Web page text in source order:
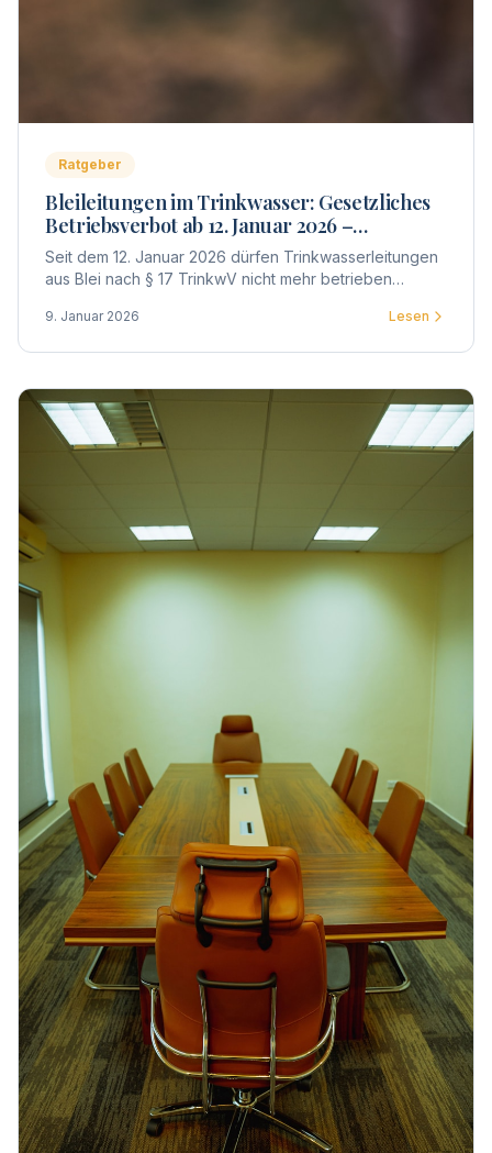
Ratgeber
Bleileitungen im Trinkwasser: Gesetzliches
Betriebsverbot ab 12. Januar 2026 –
Untersuchung und Bewertung
Seit dem 12. Januar 2026 dürfen Trinkwasserleitungen
aus Blei nach § 17 TrinkwV nicht mehr betrieben
bedeutet – Untersuchung, Bewertung, Meldepflicht
9. Januar 2026 Lesen